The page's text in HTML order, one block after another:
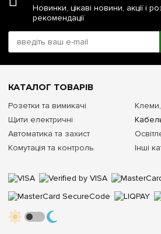
Новинки, цікаві новини, акції і
рекомендації
КАТАЛОГ ТОВАРІВ
Розетки та вимикачі
Щити електричні
Автоматика та захист
Комутація та контроль
Клеми,
Інші